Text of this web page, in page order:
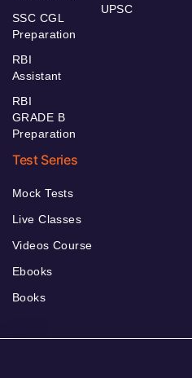
SSC CGL
Preparation
RBI
Assistant
RBI
GRADE B
Preparation
UPSC
Test Series
Mock Tests
Live Classes
Videos Course
Ebooks
Books